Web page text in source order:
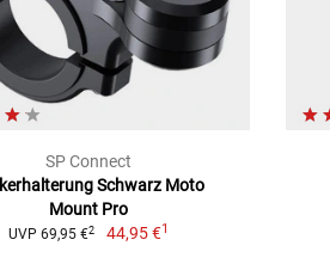
SP Connect
Schwarz Moto
Mount Pro
UVP 69,95 €2 44,95 €1